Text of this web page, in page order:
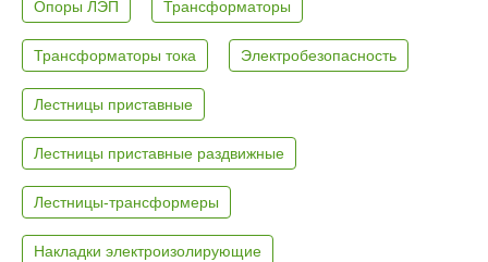
Опоры ЛЭП Трансформаторы
Трансформаторы тока Электробезопасность
Лестницы приставные
Лестницы приставные раздвижные
Лестницы-трансформеры
Накладки электроизолирующие